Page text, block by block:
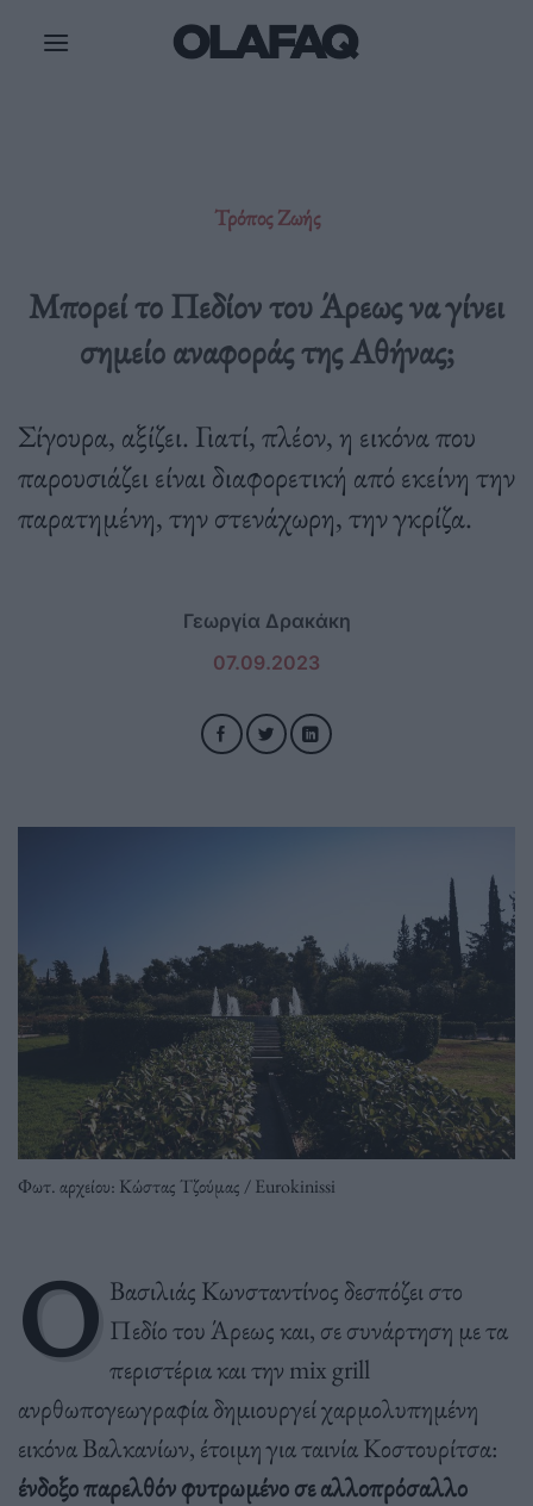
Τρόπος Ζωής
Μπορεί το Πεδίον του Άρεως να γίνει
σημείο αναφοράς της Αθήνας;
Σίγουρα, αξίζει. Γιατί, πλέον, η εικόνα που
παρουσιάζει είναι διαφορετική από εκείνη την
παρατημένη, την στενάχωρη, την γκρίζα.
Γεωργία Δρακάκη
07.09.2023
Φωτ. αρχείου: Κώστας Τζούμας / Eurokinissi
Ο Βασιλιάς Κωνσταντίνος δεσπόζει στο
Πεδίο του Άρεως και, σε συνάρτηση με τα
περιστέρια και την mix grill
ανρθωπογεωγραφία δημιουργεί χαρμολυπημένη
εικόνα Βαλκανίων, έτοιμη για ταινία Κοστουρίτσα:
ένδοξο παρελθόν φυτρωμένο σε αλλοπρόσαλλο